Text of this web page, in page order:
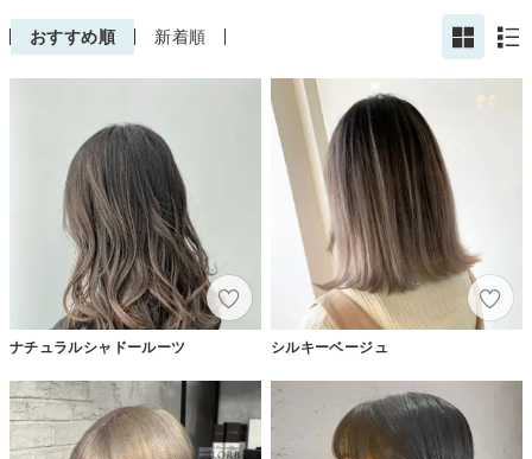
おすすめ順 新着順
ナチュラルシャドールーツ シルキーベージュ